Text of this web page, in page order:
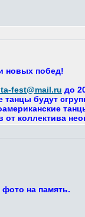
новых побед!
fest@mail.ru до
танцы будут
коллектива
на память.